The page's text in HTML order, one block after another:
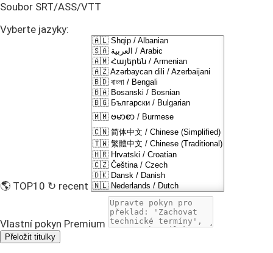
Soubor SRT/ASS/VTT
Vyberte jazyky:
🌎 TOP10 ↻ recent
Vlastní pokyn Premium
Přeložit titulky